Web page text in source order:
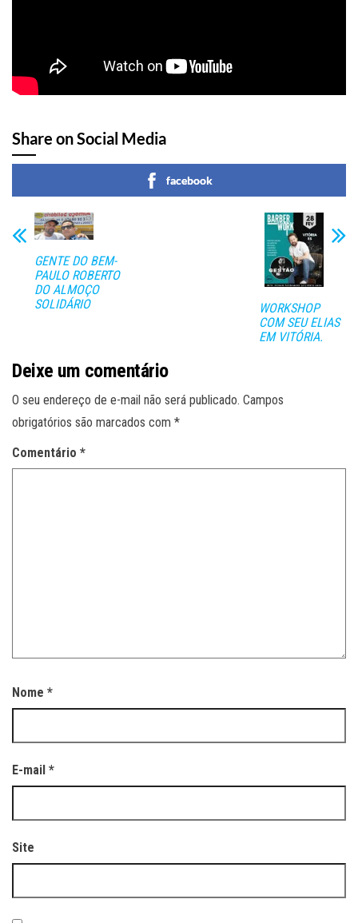
Share on Social Media
facebook
GENTE DO BEM-
PAULO ROBERTO
DO ALMOÇO
SOLIDÁRIO
WORKSHOP
COM SEU ELIAS
EM VITÓRIA.
Deixe um comentário
O seu endereço de e-mail não será publicado. Campos
obrigatórios são marcados com *
Comentário *
Nome *
E-mail *
Site